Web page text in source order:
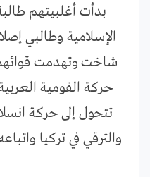
بدأت أغلبيتهم
الإسلامية وطالبي
شاخت وتهدمت
حركة القومية
تتحول إلى حركة
والترقي في تركيا